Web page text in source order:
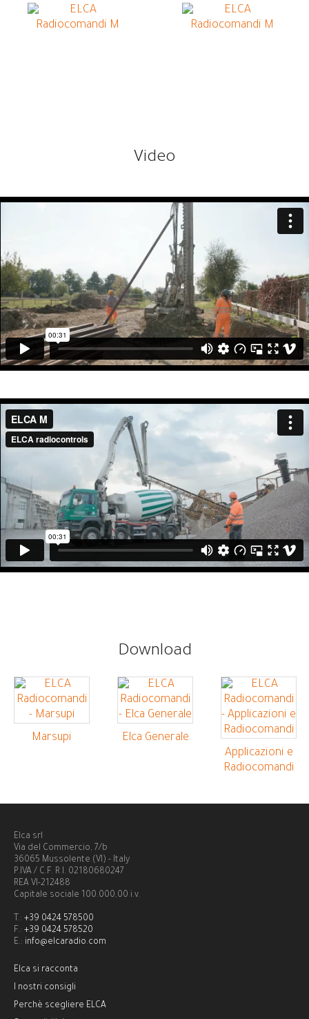
Video
Download
Marsupi
Elca Generale
Applicazioni e
Radiocomandi
Elca srl
Via del Commercio, 7/b
36065 Mussolente (VI) - Italy
P.IVA / C.F. R.I. 02180680247
REA VI-212488
Capitale sociale 100.000,00 i.v.
T.: +39 0424 578500
F.: +39 0424 578520
E.: info@elcaradio.com
Elca si racconta
I nostri consigli
Perchè scegliere ELCA